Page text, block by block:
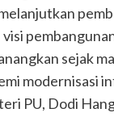
sejak
modernisasi
PU, Dodi